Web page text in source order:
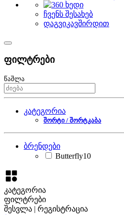
ჩვენს შესახებ
დაგვიკავშირდით
ფილტრები
წაშლა
კატეგორია
შორტი / შორტკაბა
ბრენდები
Butterfly10
კატეგორია
ფილტრები
შესვლა | რეგისტრაცია